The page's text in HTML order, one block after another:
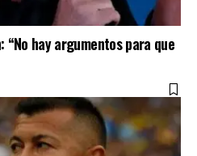
hay argumentos para que